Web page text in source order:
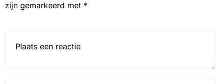
zijn gemarkeerd met *